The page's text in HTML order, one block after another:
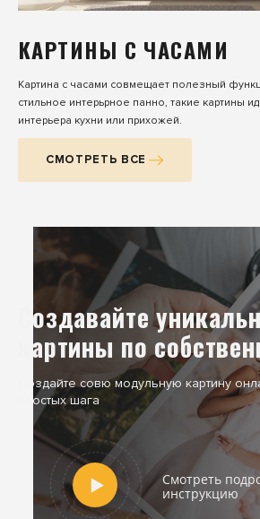
КАРТИНЫ С ЧАСАМИ
Картина с часами совмещает полезный
стильное интерьрное панно, такие картины
интерьера кухни или прихожей.
СМОТРЕТЬ ВСЕ
Создавайте
картины по
Создайте совю модульную картину
простых шага
Смотреть
инструкцию